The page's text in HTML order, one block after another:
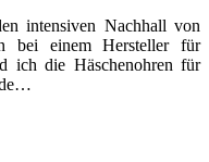
intensiven Nachhall von
bei einem Hersteller für
ich die Häschenohren für